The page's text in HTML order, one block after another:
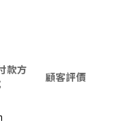
款方
顧客評價